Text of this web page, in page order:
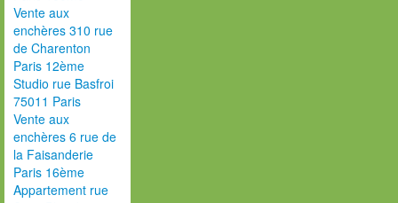
Vente aux
enchères 310 rue
de Charenton
Paris 12ème
Studio rue Basfroi
75011 Paris
Vente aux
enchères 6 rue de
la Faisanderie
Paris 16ème
Appartement rue